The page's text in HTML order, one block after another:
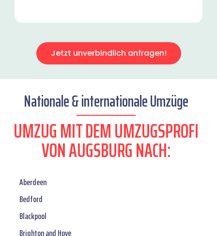
Jetzt unverbindlich anfragen!
Nationale & internationale Umzüge
UMZUG MIT DEM UMZUGSPROFI
VON AUGSBURG NACH:
Aberdeen
Bedford
Blackpool